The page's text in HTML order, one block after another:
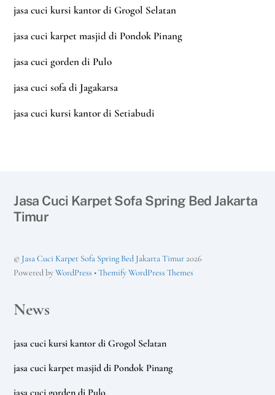
jasa cuci kursi kantor di Grogol Selatan
jasa cuci karpet masjid di Pondok Pinang
jasa cuci gorden di Pulo
jasa cuci sofa di Jagakarsa
jasa cuci kursi kantor di Setiabudi
Jasa Cuci Karpet Sofa Spring Bed Jakarta
Timur
© Jasa Cuci Karpet Sofa Spring Bed Jakarta Timur2026
Powered byWordPress •Themify WordPress Themes
News
jasa cuci kursi kantor di Grogol Selatan
jasa cuci karpet masjid di Pondok Pinang
jasa cuci gorden di Pulo